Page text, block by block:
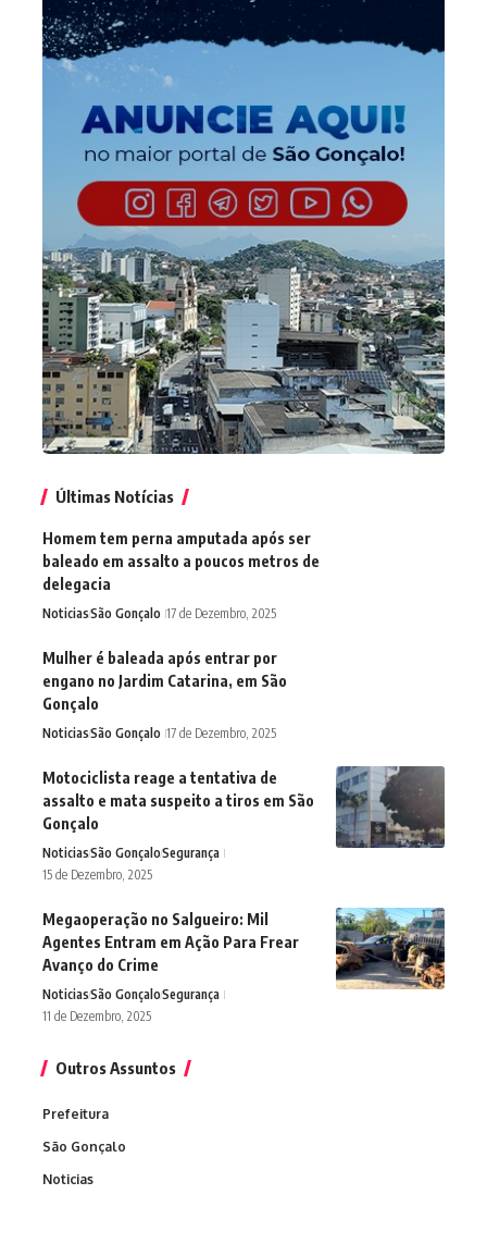
Últimas Notícias
Homem tem perna amputada após ser
baleado em assalto a poucos metros de
delegacia
NoticiasSão Gonçalo 17 de Dezembro, 2025
Mulher é baleada após entrar por
engano no Jardim Catarina, em São
Gonçalo
NoticiasSão Gonçalo 17 de Dezembro, 2025
Motociclista reage a tentativa de
assalto e mata suspeito a tiros em São
Gonçalo
NoticiasSão GonçaloSegurança
15 de Dezembro, 2025
Megaoperação no Salgueiro: Mil
Agentes Entram em Ação Para Frear
Avanço do Crime
NoticiasSão GonçaloSegurança
11 de Dezembro, 2025
Outros Assuntos
Prefeitura
São Gonçalo
Noticias